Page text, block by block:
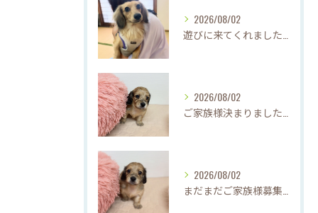
2026/08/02
2026/08/02
2026/08/02